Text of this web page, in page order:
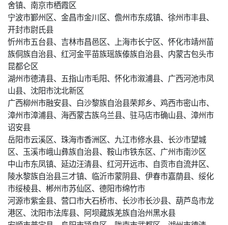
舍镇、南京市栖霞区
宁波市鄞州区、金昌市金川区、儋州市东成镇、徐州市丰县、
开封市尉氏县
忻州市五台县、吉林市昌邑区、上海市长宁区、怀化市靖州苗
族侗族自治县、红河金平苗族瑶族傣族自治县、内蒙古包头市
昆都仑区
湖州市德清县、五指山市毛阳、怀化市溆浦县、广西河池市凤
山县、沈阳市沈北新区
广西柳州市融安县、白沙黎族自治县荣邦乡、鸡西市密山市、
漳州市漳浦县、海西蒙古族乌兰县、驻马店市确山县、漳州市
诏安县
岳阳市云溪区、珠海市香洲区、九江市修水县、长沙市望城
区、玉溪市峨山彝族自治县、鞍山市铁东区、广州市南沙区
中山市东凤镇、延边汪清县、红河开远市、自贡市自流井区、
陵水黎族自治县三才镇、临沂市蒙阴县、伊春市嘉荫县、绥化
市绥棱县、郴州市苏仙区、德阳市绵竹市
河源市紫金县、营口市大石桥市、长沙市长沙县、葫芦岛市龙
港区、沈阳市法库县、阿坝藏族羌族自治州黑水县